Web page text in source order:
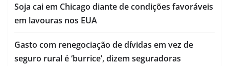
Soja cai em Chicago diante de condições favoráveis
em lavouras nos EUA
Gasto com renegociação de dívidas em vez de
seguro rural é ‘burrice’, dizem seguradoras